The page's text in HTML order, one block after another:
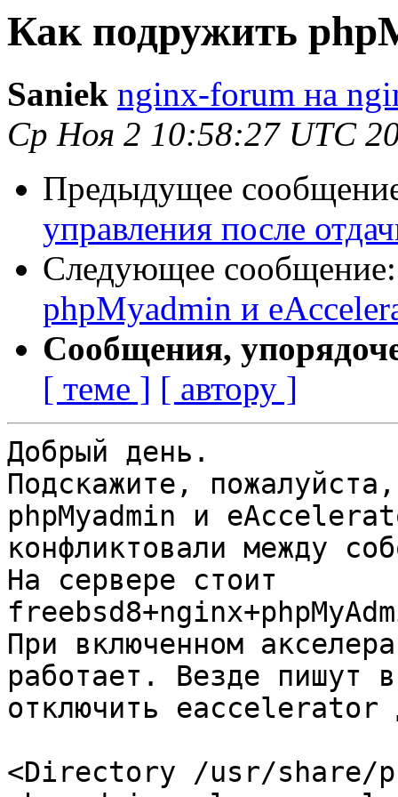
Как подружить
Saniek nginx-forum на
Ср Ноя 2 10:58:27 UTC
Предыдущее
управления после
Следующее
phpMyadmin и
Сообщения,
[ теме ] [ автору ]
Добрый день.
Подскажите,
phpMyadmin и
конфликтовали между
На сервере стоит
При включенном
работает. Везде пишут
отключить eaccelerator
<Directory /usr/share/